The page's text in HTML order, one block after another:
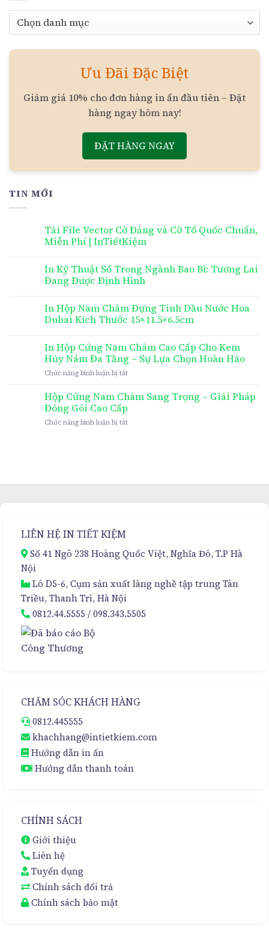
Chuyên
Ưu Đãi Đặc Biệt
Giảm giá 10% cho đơn hàng in ấn đầu tiên – Đặt
hàng ngay hôm nay!
ĐẶT HÀNG NGAY
TIN MỚI
Tải File Vector Cờ Đảng và Cờ Tổ Quốc Chuẩn,
Miễn Phí | InTiếtKiệm
In Kỹ Thuật Số Trong Ngành Bao Bì: Tương Lai
Đang Được Định Hình
In Hộp Nam Châm Đựng Tinh Dầu Nước Hoa
Dubai Kích Thước 15×11.5×6.5cm
In Hộp Cứng Nam Châm Cao Cấp Cho Kem
Hủy Nám Đa Tầng – Sự Lựa Chọn Hoàn Hảo
Chức năng bình luận bị tắtở
Hộp
Cứng
Châm
Nám
Hoàn
Hộp Cứng Nam Châm Sang Trọng – Giải Pháp
Đóng Gói Cao Cấp
Chức năng bình luận bị tắtở
Trọng
Cấp
LIÊN HỆ IN TIẾT KIỆM
Số 41 Ngõ 238 Hoàng Quốc Việt, Nghĩa Đô, T.P Hà
Nội
Lô D5-6, Cụm sản xuất làng nghề tập trung Tân
Triều, Thanh Trì, Hà Nội
0812.44.5555 /098.343.5505
CHĂM SÓC KHÁCH HÀNG
0812.445555
khachhang@intietkiem.com
Hướng dẫn in ấn
Hướng dẫn thanh toán
CHÍNH SÁCH
Giới thiệu
Liên hệ
Tuyển dụng
Chính sách đổi trả
Chính sách bảo mật